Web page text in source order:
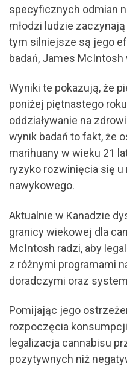
specyficznych odmian
młodzi ludzie
tym silniejsze są jego
badań, James
Wyniki te pokazują, że
poniżej piętnastego
oddziaływanie na
wynik badań to fakt, że
marihuany w wieku 21
ryzyko rozwinięcia się u
nawykowego.
Aktualnie w Kanadzie
granicy wiekowej dla
McIntosh radzi, aby
z różnymi programami
doradczymi oraz
Pomijając jego
rozpoczęcia
legalizacja cannabisu
pozytywnych niż